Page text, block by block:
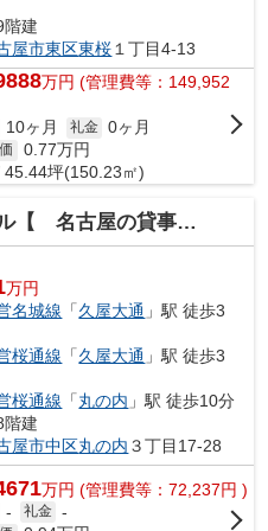
階建
屋市東区東桜 １丁目4-13
万円 (管理費等：149,952
10ヶ月 礼金 0ヶ月
0.77万円
45.44坪(150.23㎡)
の貸事務所・貸オフィス 】
万円
名城線 「久屋大通 」駅 徒歩3
桜通線 「久屋大通 」駅 徒歩3
桜通線 「丸の内 」駅 徒歩10分
階建
屋市中区丸の内 ３丁目17-28
万円 (管理費等：72,237円 )
- 礼金 -